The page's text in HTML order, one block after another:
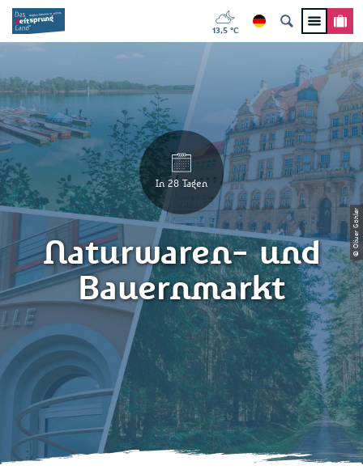
13,5 °C
© Oliver Göhler
In 28 Tagen
Naturwaren- und
Bauernmarkt